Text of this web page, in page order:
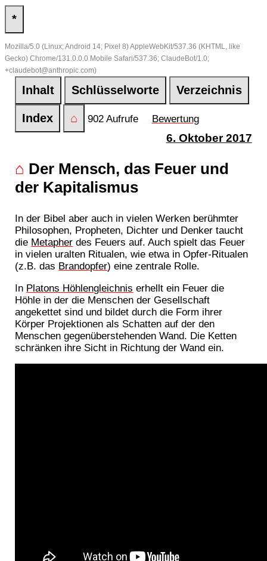
*
Mozilla/5.0 (Linux; Android 14; Pixel 8) AppleWebKit/537.36 (KHTML, like
Gecko) Chrome/131.0.0.0 Mobile Safari/537.36; ClaudeBot/1.0;
+claudebot@anthropic.com)
Inhalt Schlüsselworte Verzeichnis
Index ⌂ 902 Aufrufe Bewertung
6. Oktober 2017
⌂ Der Mensch, das Feuer und
der Kapitalismus
In der Bibel aber auch in vielen Werken berühmter
Philosophen, Propheten, Dichter und Denker taucht
die Metapher des Feuers auf. Auch spielt das Feuer
in vielen uralten Ritualen, wie etwa in Opfer-Ritualen
(z.B. das Brandopfer) eine zentrale Rolle.
In Platons Höhlengleichnis erhellt ein Feuer die
Höhle in der die Menschen der Gesellschaft
angekettet sind und bildet durch die Form ihrer
Körper Projektionen als Schatten auf der den
Menschen gegenüberstehenden Wand. Die Ketten
schränken ihre Sicht in Richtung der Wand ein.